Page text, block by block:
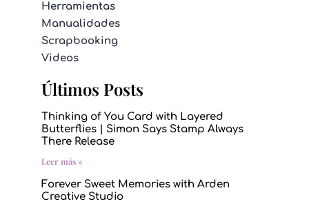
Herramientas
Manualidades
Scrapbooking
Videos
Últimos Posts
Thinking of You Card with Layered
Butterflies | Simon Says Stamp Always
There Release
Leer más »
Forever Sweet Memories with Arden
Creative Studio